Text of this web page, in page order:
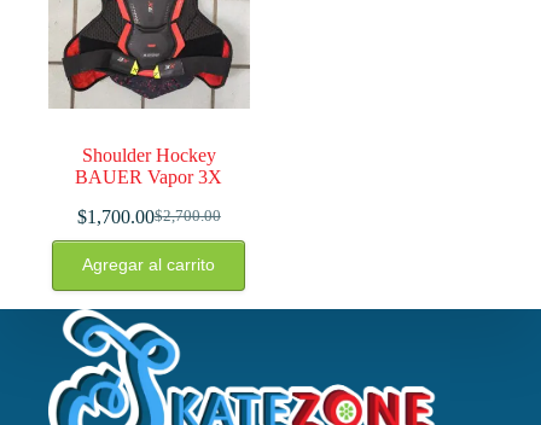
Shoulder Hockey
BAUER Vapor 3X
$2,700.00
El
precio
original
era:
$2,700.00.
$1,700.00El
precio
actual
es:
$1,700.00.
Agregar al carrito